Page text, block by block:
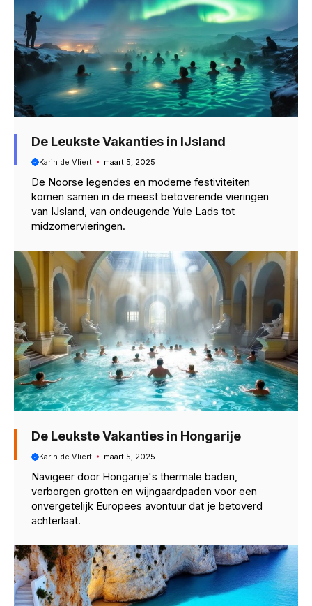
De Leukste Vakanties in IJsland
Karin de Vliert maart 5, 2025
De Noorse legendes en moderne festiviteiten
komen samen in de meest betoverende vieringen
van IJsland, van ondeugende Yule Lads tot
midzomervieringen.
De Leukste Vakanties in Hongarije
Karin de Vliert maart 5, 2025
Navigeer door Hongarije's thermale baden,
verborgen grotten en wijngaardpaden voor een
onvergetelijk Europees avontuur dat je betoverd
achterlaat.